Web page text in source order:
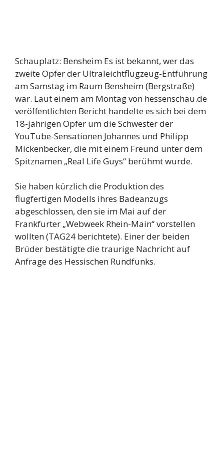
Schauplatz: Bensheim Es ist bekannt, wer das
zweite Opfer der Ultraleichtflugzeug-Entführung
am Samstag im Raum Bensheim (Bergstraße)
war. Laut einem am Montag von hessenschau.de
veröffentlichten Bericht handelte es sich bei dem
18-jährigen Opfer um die Schwester der
YouTube-Sensationen Johannes und Philipp
Mickenbecker, die mit einem Freund unter dem
Spitznamen „Real Life Guys“ berühmt wurde.
Sie haben kürzlich die Produktion des
flugfertigen Modells ihres Badeanzugs
abgeschlossen, den sie im Mai auf der
Frankfurter „Webweek Rhein-Main“ vorstellen
wollten (TAG24 berichtete). Einer der beiden
Brüder bestätigte die traurige Nachricht auf
Anfrage des Hessischen Rundfunks.